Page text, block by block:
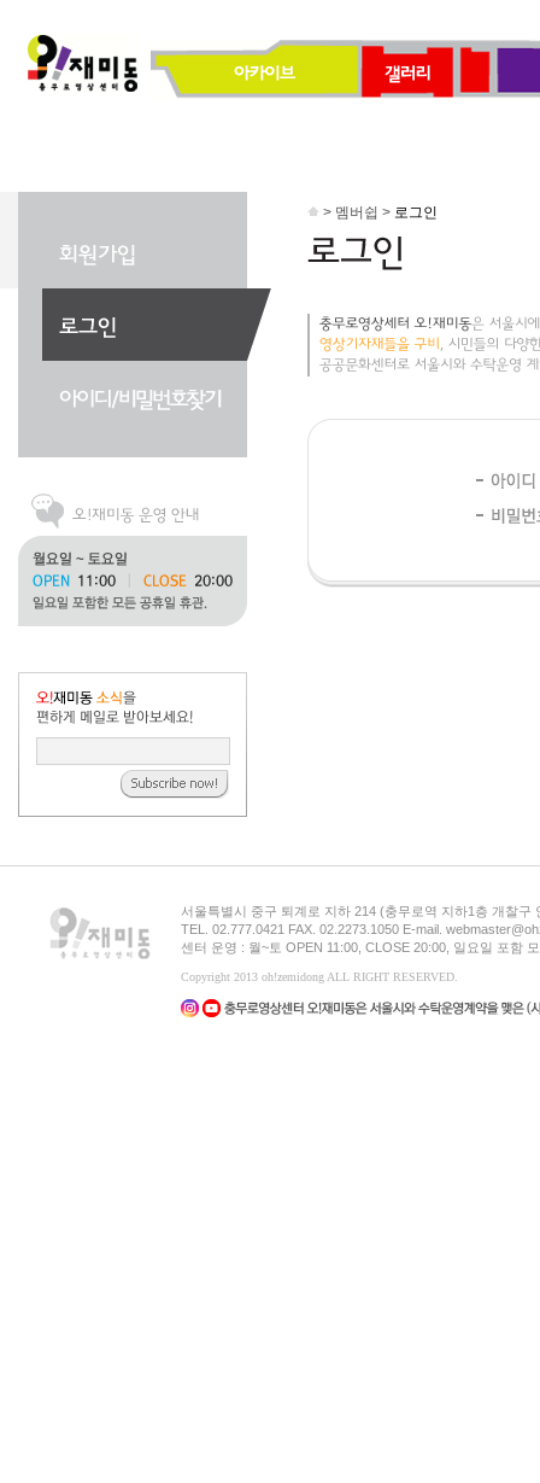
> 멤버쉽 > 로그인
서울특별시 중구 퇴계로 지하 214 (충무로역 지하1층 개찰구
TEL. 02.777.0421 FAX. 02.2273.1050 E-mail.
센터 운영 : 월~토 OPEN 11:00, CLOSE 20:00, 일요일 포함
Copyright 2013 oh!zemidong ALL RIGHT RESERVED.